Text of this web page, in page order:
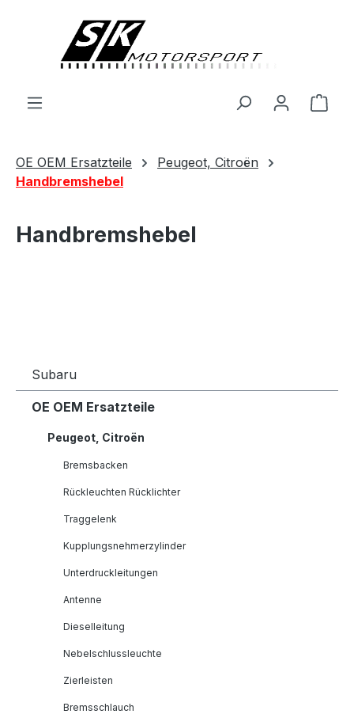
OE OEM Ersatzteile
Peugeot, Citroën
Handbremshebel
Handbremshebel
Subaru
OE OEM Ersatzteile
Peugeot, Citroën
Bremsbacken
Rückleuchten Rücklichter
Traggelenk
Kupplungsnehmerzylinder
Unterdruckleitungen
Antenne
Dieselleitung
Nebelschlussleuchte
Zierleisten
Bremsschlauch